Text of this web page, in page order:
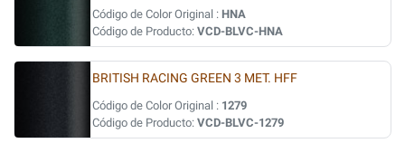
Código de Color Original : HNA
Código de Producto: VCD-BLVC-HNA
BRITISH RACING GREEN 3 MET. HFF
Código de Color Original : 1279
Código de Producto: VCD-BLVC-1279